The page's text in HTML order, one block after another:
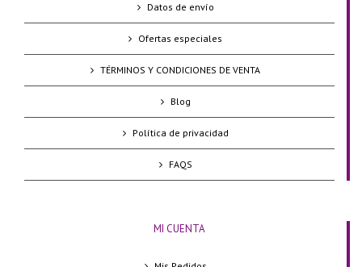
Datos de envío
Ofertas especiales
TÉRMINOS Y CONDICIONES DE VENTA
Blog
Política de privacidad
FAQS
MI CUENTA